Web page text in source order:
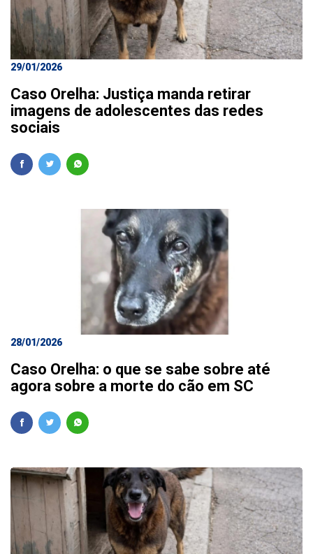
29/01/2026
Caso Orelha: Justiça manda retirar
imagens de adolescentes das redes
sociais
28/01/2026
Caso Orelha: o que se sabe sobre até
agora sobre a morte do cão em SC